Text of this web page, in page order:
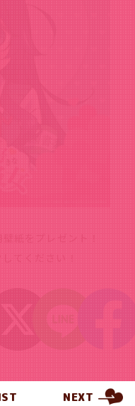
紙をプレゼント！
てください！
NEXT